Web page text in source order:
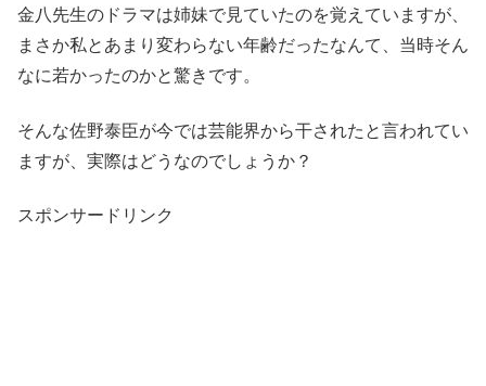
金八先生のドラマは姉妹で見ていたのを覚えていますが、
まさか私とあまり変わらない年齢だったなんて、当時そん
なに若かったのかと驚きです。
そんな佐野泰臣が今では芸能界から干されたと言われてい
ますが、実際はどうなのでしょうか？
スポンサードリンク